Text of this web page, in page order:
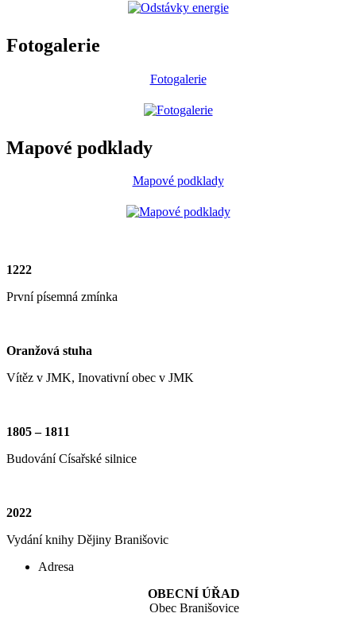
Fotogalerie
Fotogalerie
Mapové podklady
Mapové podklady
1222
První písemná zmínka
Oranžová stuha
Vítěz v JMK, Inovativní obec v JMK
1805 – 1811
Budování Císařské silnice
2022
Vydání knihy Dějiny Branišovic
Adresa
OBECNÍ ÚŘAD
Obec Branišovice